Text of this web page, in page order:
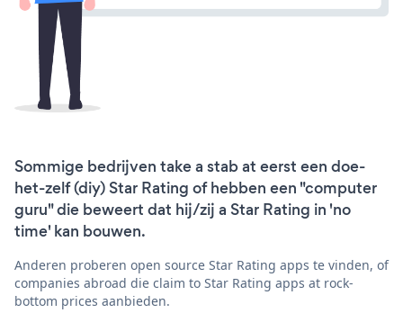
Sommige bedrijven take a stab at eerst een doe-
het-zelf (diy) Star Rating of hebben een "computer
guru" die beweert dat hij/zij a Star Rating in 'no
time' kan bouwen.
Anderen proberen open source Star Rating apps te vinden, of
companies abroad die claim to Star Rating apps at rock-
bottom prices aanbieden.